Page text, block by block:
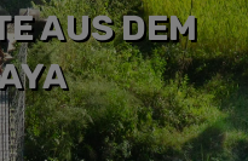
AUS DEM